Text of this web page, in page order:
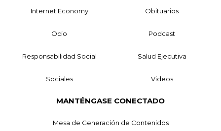
Internet Economy Obituarios
Ocio Podcast
Responsabilidad Social Salud Ejecutiva
Sociales Videos
MANTÉNGASE CONECTADO
Mesa de Generación de Contenidos